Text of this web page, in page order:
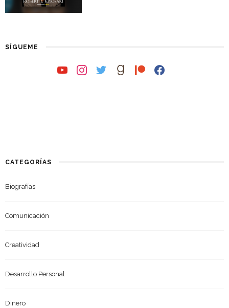
SÍGUEME
youtubeinstagramtwittergoodreads
patreonfacebook
CATEGORÍAS
Biografías
Comunicación
Creatividad
Desarrollo Personal
Dinero